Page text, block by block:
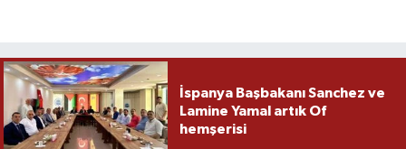
İspanya Başbakanı Sanchez ve
Lamine Yamal artık Of
hemşerisi